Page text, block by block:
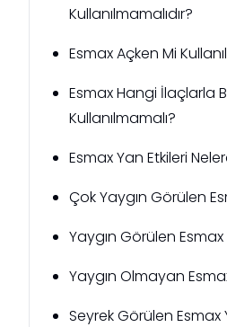
Kullanılmamalıdır?
Esmax Açken Mi
Esmax Hangi İlaçlarla
Kullanılmamalı?
Esmax Yan Etkileri
Çok Yaygın Görülen
Yaygın Görülen Esmax
Yaygın Olmayan
Seyrek Görülen Esmax